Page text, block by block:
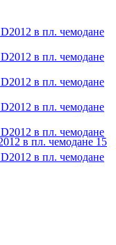
в пл. чемодане 15